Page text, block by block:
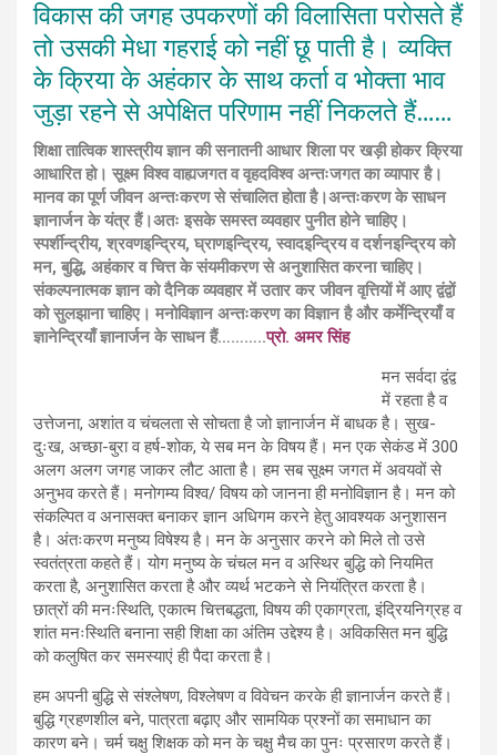
विकास की जगह उपकरणों की विलासिता परोसते हैं
तो उसकी मेधा गहराई को नहीं छू पाती है। व्यक्ति
के क्रिया के अहंकार के साथ कर्ता व भोक्ता भाव
जुड़ा रहने से अपेक्षित परिणाम नहीं निकलते हैं……
शिक्षा तात्विक शास्त्रीय ज्ञान की सनातनी आधार शिला पर खड़ी होकर क्रिया
आधारित हो। सूक्ष्म विश्व वाह्यजगत व वृहदविश्व अन्तःजगत का व्यापार है।
मानव का पूर्ण जीवन अन्तःकरण से संचालित होता है।अन्तःकरण के साधन
ज्ञानार्जन के यंत्र हैं।अतः इसके समस्त व्यवहार पुनीत होने चाहिए।
स्पर्शीन्द्रीय, श्रवणइन्द्रिय, घ्राणइन्द्रिय, स्वादइन्द्रिय व दर्शनइन्द्रिय को
मन, बुद्धि, अहंकार व चित्त के संयमीकरण से अनुशासित करना चाहिए।
संकल्पनात्मक ज्ञान को दैनिक व्यवहार में उतार कर जीवन वृत्तियों में आए द्वंद्वों
को सुलझाना चाहिए। मनोविज्ञान अन्तःकरण का विज्ञान है और कर्मेन्द्रियाँ व
ज्ञानेन्द्रियाँ ज्ञानार्जन के साधन हैं………..प्रो. अमर सिंह
मन सर्वदा द्वंद्व
में रहता है व
उत्तेजना, अशांत व चंचलता से सोचता है जो ज्ञानार्जन में बाधक है। सुख-
दुःख, अच्छा-बुरा व हर्ष-शोक, ये सब मन के विषय हैं। मन एक सेकंड में 300
अलग अलग जगह जाकर लौट आता है। हम सब सूक्ष्म जगत में अवयवों से
अनुभव करते हैं। मनोगम्य विश्व/ विषय को जानना ही मनोविज्ञान है। मन को
संकल्पित व अनासक्त बनाकर ज्ञान अधिगम करने हेतु आवश्यक अनुशासन
है। अंतःकरण मनुष्य विषेश्य है। मन के अनुसार करने को मिले तो उसे
स्वतंत्रता कहते हैं। योग मनुष्य के चंचल मन व अस्थिर बुद्धि को नियमित
करता है, अनुशासित करता है और व्यर्थ भटकने से नियंत्रित करता है।
छात्रों की मनःस्थिति, एकात्म चित्तबद्धता, विषय की एकाग्रता, इंद्रियनिग्रह व
शांत मनःस्थिति बनाना सही शिक्षा का अंतिम उद्देश्य है। अविकसित मन बुद्धि
को कलुषित कर समस्याएं ही पैदा करता है।
हम अपनी बुद्धि से संश्लेषण, विश्लेषण व विवेचन करके ही ज्ञानार्जन करते हैं।
बुद्धि ग्रहणशील बने, पात्रता बढ़ाए और सामयिक प्रश्नों का समाधान का
कारण बने। चर्म चक्षु शिक्षक को मन के चक्षु मैच का पुनः प्रसारण करते हैं।